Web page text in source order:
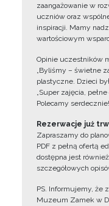
zaangażowanie w
uczniów oraz
inspiracji. Mamy
wartościowym
Opinie uczestników
„Byliśmy – świetne
plastyczne. Dzieci
„Super zajęcia,
Polecamy
Rezerwacje już
Zapraszamy do
PDF z pełną ofertą
dostępna jest
szczegółowych
PS. Informujemy, że
Muzeum Zamek w